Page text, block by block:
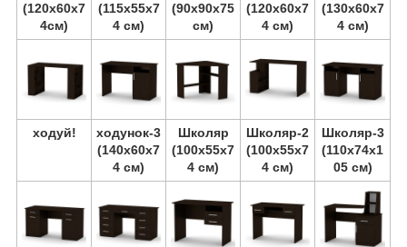
(120х60х7
4см)
(115х55х7
4 см)
(90х90х75
см)
(120х60х7
4 см)
(130х60х7
4 см)
ходуй!
ходунок-3
(140х60х7
4 см)
Школяр
(100х55х7
4 см)
Школяр-2
(100х55х7
4 см)
Школяр-3
(110х74х1
05 см)